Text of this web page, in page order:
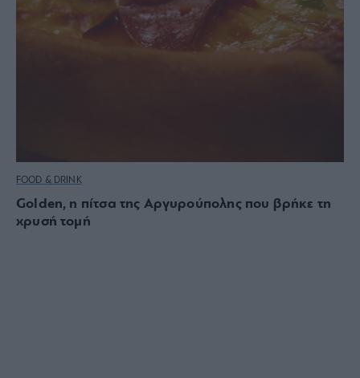
FOOD & DRINK
Golden, η πίτσα της Αργυρούπολης που βρήκε τη
χρυσή τομή